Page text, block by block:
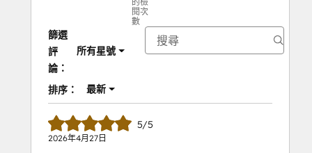
閱次
數
篩選
評
論：
所有星號
排序： 最新
5/5
2026年4月27日